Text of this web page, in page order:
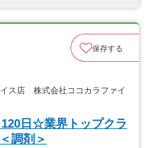
保存する
ス店 株式会社ココカラファイ
120日☆業界トップクラ
調剤＞